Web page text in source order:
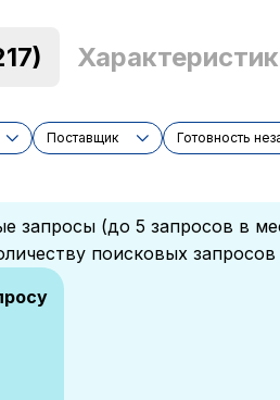
Поставщик Готовность
запросы (до 5 запросов в
поисковых